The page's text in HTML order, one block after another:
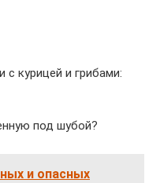
курицей и грибами:
под шубой?
и опасных